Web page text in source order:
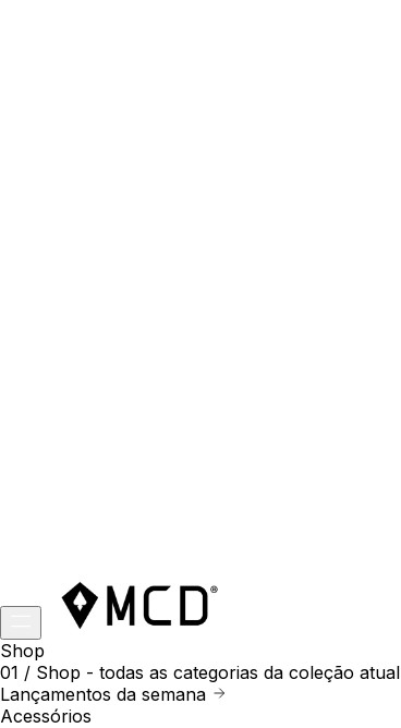
Shop
01 / Shop - todas as categorias da coleção atual
Lançamentos da semana
Acessórios